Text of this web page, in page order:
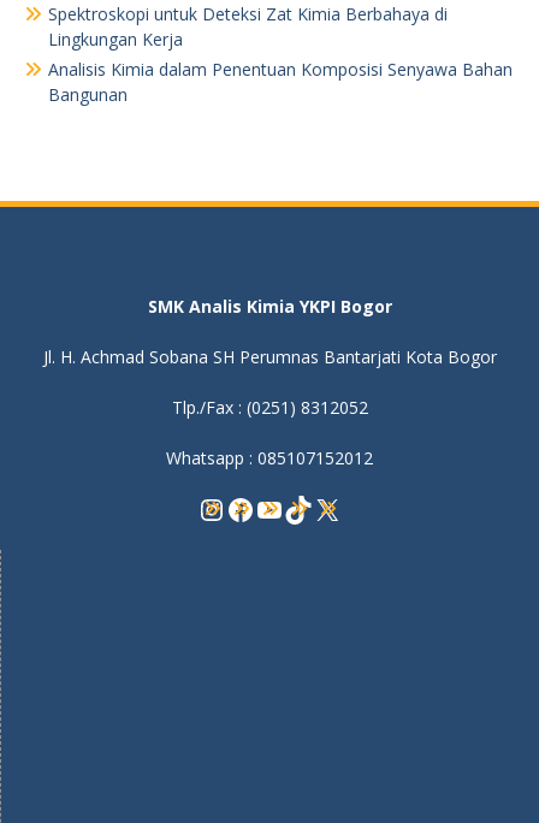
Spektroskopi untuk Deteksi Zat Kimia Berbahaya di
Lingkungan Kerja
Analisis Kimia dalam Penentuan Komposisi Senyawa Bahan
Bangunan
SMK Analis Kimia YKPI Bogor
Jl. H. Achmad Sobana SH Perumnas Bantarjati Kota Bogor
Tlp./Fax : (0251) 8312052
Whatsapp : 085107152012
Instagram
Facebook
YouTube
TikTok
X